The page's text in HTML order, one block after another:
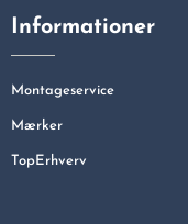
Informationer
Montageservice
Mærker
TopErhverv